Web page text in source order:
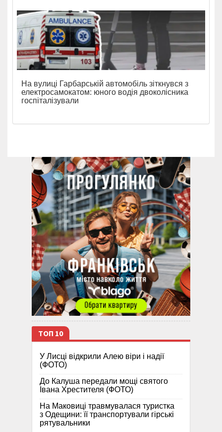
На вулиці Гарбарській автомобіль зіткнувся з
електросамокатом: юного водія двоколісника
госпіталізували
ТОП 10
У Лисці відкрили Алею віри і надії
(ФОТО)
До Калуша передали мощі святого
Івана Хрестителя (ФОТО)
На Маковиці травмувалася туристка
з Одещини: її транспортували гірські
рятувальники